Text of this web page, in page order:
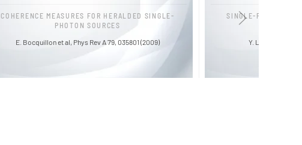
COHERENCE MEASURES FOR HERALDED SINGLE-
PHOTON SOURCES
E. Bocquillon et al, Phys Rev A 79, 035801 (2009)
SINGLE-PHOTON
Y. L. A. Rezus et